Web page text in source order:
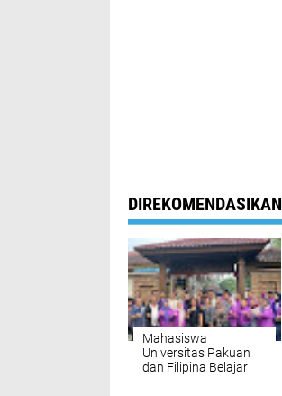
DIREKOMENDASIKAN
Mahasiswa
Universitas Pakuan
dan Filipina Belajar